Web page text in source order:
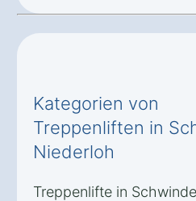
Kategorien von
Treppenliften in
Niederloh
Treppenlifte in